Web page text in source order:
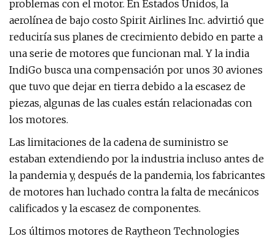
problemas con el motor. En Estados Unidos, la
aerolínea de bajo costo Spirit Airlines Inc. advirtió que
reduciría sus planes de crecimiento debido en parte a
una serie de motores que funcionan mal. Y la india
IndiGo busca una compensación por unos 30 aviones
que tuvo que dejar en tierra debido a la escasez de
piezas, algunas de las cuales están relacionadas con
los motores.
Las limitaciones de la cadena de suministro se
estaban extendiendo por la industria incluso antes de
la pandemia y, después de la pandemia, los fabricantes
de motores han luchado contra la falta de mecánicos
calificados y la escasez de componentes.
Los últimos motores de Raytheon Technologies